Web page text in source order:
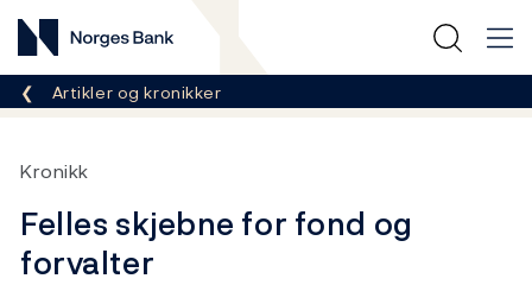
Norges Bank
Her er du nå:
Artikler og kronikker
Kronikk
Felles skjebne for fond og
forvalter